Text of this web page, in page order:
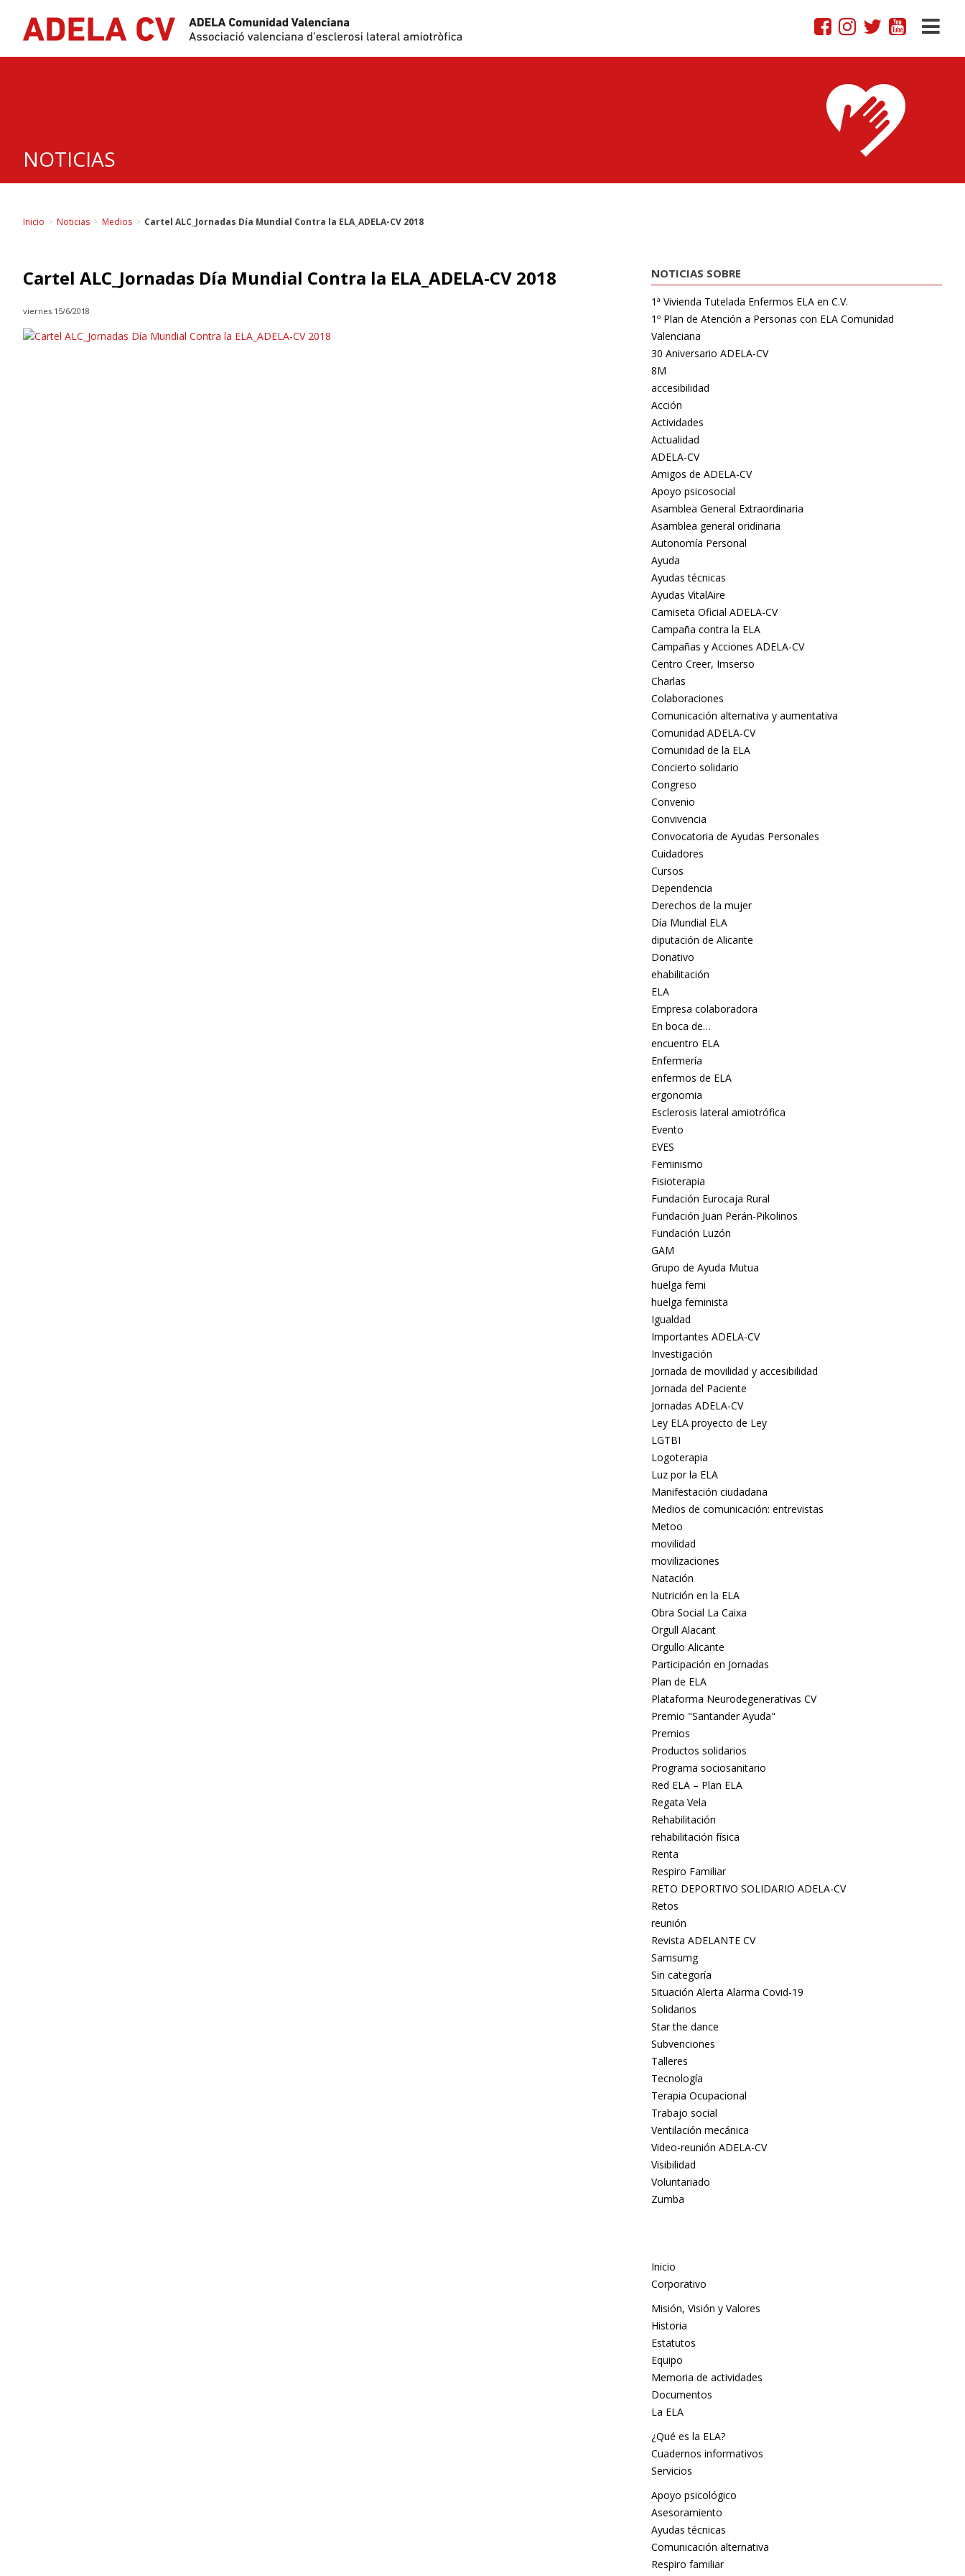
NOTICIAS
Inicio > Noticias > Medios > Cartel ALC_Jornadas Día Mundial Contra la ELA_ADELA-CV 2018
Cartel ALC_Jornadas Día Mundial Contra la ELA_ADELA-CV 2018
viernes 15/6/2018
NOTICIAS SOBRE
1ª Vivienda Tutelada Enfermos ELA en C.V.
1º Plan de Atención a Personas con ELA Comunidad
Valenciana
30 Aniversario ADELA-CV
8M
accesibilidad
Acción
Actividades
Actualidad
ADELA-CV
Amigos de ADELA-CV
Apoyo psicosocial
Asamblea General Extraordinaria
Asamblea general oridinaria
Autonomía Personal
Ayuda
Ayudas técnicas
Ayudas VitalAire
Camiseta Oficial ADELA-CV
Campaña contra la ELA
Campañas y Acciones ADELA-CV
Centro Creer, Imserso
Charlas
Colaboraciones
Comunicación alternativa y aumentativa
Comunidad ADELA-CV
Comunidad de la ELA
Concierto solidario
Congreso
Convenio
Convivencia
Convocatoria de Ayudas Personales
Cuidadores
Cursos
Dependencia
Derechos de la mujer
Día Mundial ELA
diputación de Alicante
Donativo
ehabilitación
ELA
Empresa colaboradora
En boca de…
encuentro ELA
Enfermería
enfermos de ELA
ergonomia
Esclerosis lateral amiotrófica
Evento
EVES
Feminismo
Fisioterapia
Fundación Eurocaja Rural
Fundación Juan Perán-Pikolinos
Fundación Luzón
GAM
Grupo de Ayuda Mutua
huelga femi
huelga feminista
Igualdad
Importantes ADELA-CV
Investigación
Jornada de movilidad y accesibilidad
Jornada del Paciente
Jornadas ADELA-CV
Ley ELA proyecto de Ley
LGTBI
Logoterapia
Luz por la ELA
Manifestación ciudadana
Medios de comunicación: entrevistas
Metoo
movilidad
movilizaciones
Natación
Nutrición en la ELA
Obra Social La Caixa
Orgull Alacant
Orgullo Alicante
Participación en Jornadas
Plan de ELA
Plataforma Neurodegenerativas CV
Premio "Santander Ayuda"
Premios
Productos solidarios
Programa sociosanitario
Red ELA – Plan ELA
Regata Vela
Rehabilitación
rehabilitación física
Renta
Respiro Familiar
RETO DEPORTIVO SOLIDARIO ADELA-CV
Retos
reunión
Revista ADELANTE CV
Samsumg
Sin categoría
Situación Alerta Alarma Covid-19
Solidarios
Star the dance
Subvenciones
Talleres
Tecnología
Terapia Ocupacional
Trabajo social
Ventilación mecánica
Video-reunión ADELA-CV
Visibilidad
Voluntariado
Zumba
Inicio
Corporativo
Misión, Visión y Valores
Historia
Estatutos
Equipo
Memoria de actividades
Documentos
La ELA
¿Qué es la ELA?
Cuadernos informativos
Servicios
Apoyo psicológico
Asesoramiento
Ayudas técnicas
Comunicación alternativa
Respiro familiar